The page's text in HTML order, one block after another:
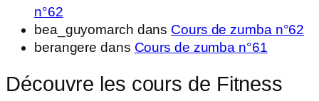
n°62
bea_guyomarch dans Cours de zumba n°62
berangere dans Cours de zumba n°61
Découvre les cours de Fitness